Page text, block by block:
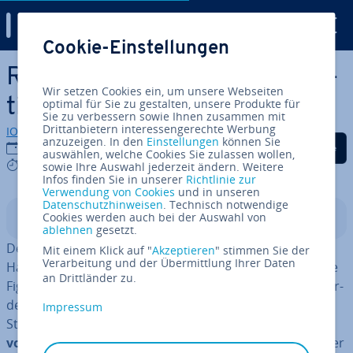
Zum Haupt­in­halt springen
Raspberry Pi SSH-Zugriff ak­
ti­vie­ren und nutzen
IONOS Redaktion
24.09.2020
7 mins
Auf Facebook teilen
Auf Twitter teilen
Auf LinkedIn
In­halts­ver­zeich­nis
Der Raspberry Pi macht nicht nur als ele­men­ta­re
Hardware-Kom­po­nen­te kreativer DIY-Projekte eine gute
Figur. Der britische Mi­ni­com­pu­ter ist aufgrund seiner or­
dent­li­chen Re­chen­leis­tung und des mi­ni­ma­lis­ti­schen
Strom­ver­brauchs auch stark als Basis für den
von Servernver­schie­dens­ter Art (z. B. Cloud-, DNS-, oder
Cookie-Einstellungen
Wir setzen Cookies ein, um unsere Webseiten
optimal für Sie zu gestalten, unsere Produkte für
Sie zu verbessern sowie Ihnen zusammen mit
Drittanbietern interessengerechte Werbung
anzuzeigen. In den Einstellungen können Sie
auswählen, welche Cookies Sie zulassen wollen,
sowie Ihre Auswahl jederzeit ändern. Weitere
Infos finden Sie in unserer Richtlinie zur
Verwendung von Cookies und in unseren
Datenschutzhinweisen. Technisch notwendige
Cookies werden auch bei der Auswahl von
ablehnen gesetzt.
Mit einem Klick auf "Akzeptieren" stimmen Sie der
Verarbeitung und der Übermittlung Ihrer Daten
an Drittländer zu.
Impressum